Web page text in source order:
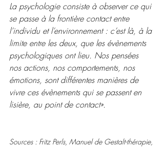
La psychologie consiste à observer ce qui
se passe à la frontière contact entre
l’individu et l’environnement : c’est là, à la
limite entre les deux, que les évènements
psychologiques ont lieu. Nos pensées
nos actions, nos comportements, nos
émotions, sont différentes manières de
vivre ces évènements qui se passent en
lisière, au point de contact».
Sources : Fritz Perls, Manuel de Gestalt-thérapie,